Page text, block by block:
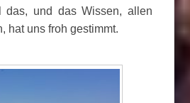
das, und das Wissen, allen
hat uns froh gestimmt.